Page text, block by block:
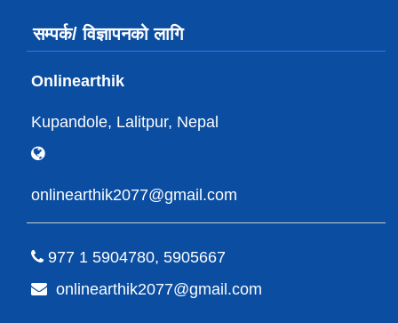
सम्पर्क/ विज्ञापनको लागि
Onlinearthik
Kupandole, Lalitpur, Nepal
onlinearthik2077@gmail.com
977 1 5904780, 5905667
onlinearthik2077@gmail.com